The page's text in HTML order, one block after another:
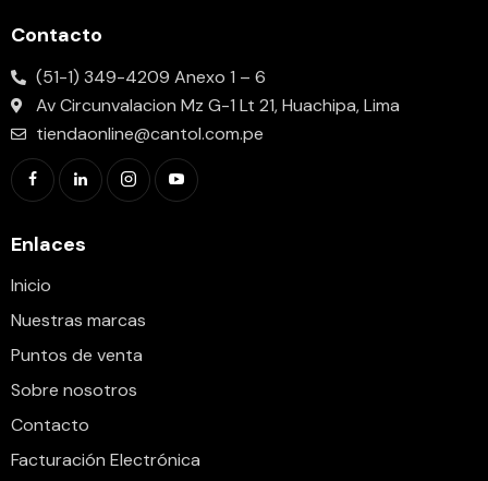
Contacto
(51-1) 349-4209 Anexo 1 – 6
Av Circunvalacion Mz G-1 Lt 21, Huachipa, Lima
tiendaonline@cantol.com.pe
Enlaces
Inicio
Nuestras marcas
Puntos de venta
Sobre nosotros
Contacto
Facturación Electrónica